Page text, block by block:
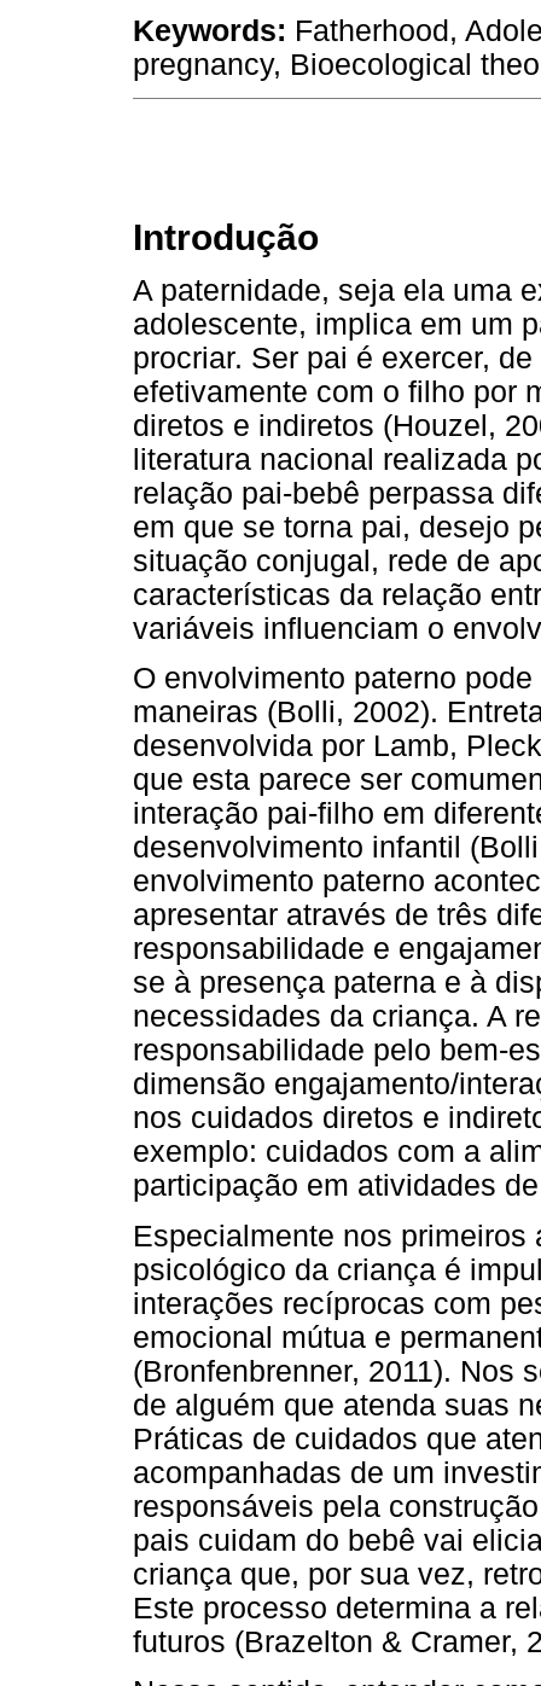
Keywords: Fatherhood,
pregnancy, Bioecological
Introdução
A paternidade, seja ela uma
adolescente, implica em um
procriar. Ser pai é exercer,
efetivamente com o filho por
diretos e indiretos (Houzel,
literatura nacional realizada
relação pai-bebê perpassa
em que se torna pai, desejo
situação conjugal, rede de
características da relação
variáveis influenciam o
O envolvimento paterno
maneiras (Bolli, 2002).
desenvolvida por Lamb,
que esta parece ser
interação pai-filho em
desenvolvimento infantil
envolvimento paterno
apresentar através de três
responsabilidade e
se à presença paterna e à
necessidades da criança. A
responsabilidade pelo bem-
dimensão engajamento/
nos cuidados diretos e
exemplo: cuidados com a
participação em atividades
Especialmente nos
psicológico da criança é
interações recíprocas com
emocional mútua e
(Bronfenbrenner, 2011). Nos
de alguém que atenda suas
Práticas de cuidados que
acompanhadas de um
responsáveis pela
pais cuidam do bebê vai
criança que, por sua vez,
Este processo determina a
futuros (Brazelton & Cramer,